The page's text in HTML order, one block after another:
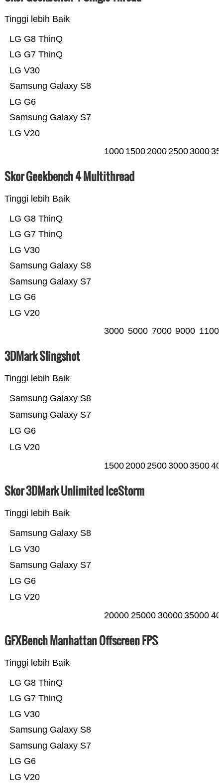
Tinggi lebih Baik
LG V20
Samsung Galaxy S7
LG G6
Samsung Galaxy S8
LG V30
LG G7 ThinQ
LG G8 ThinQ
1000 1500200025003000
Skor Geekbench 4 Multithread
Tinggi lebih Baik
LG V20
LG G6
Samsung Galaxy S7
Samsung Galaxy S8
LG V30
LG G7 ThinQ
LG G8 ThinQ
3000 5000 7000 9000
3DMark Slingshot
Tinggi lebih Baik
LG V20
LG G6
Samsung Galaxy S7
Samsung Galaxy S8
15002000250030003500
Skor 3DMark Unlimited IceStorm
Tinggi lebih Baik
LG V20
LG G6
Samsung Galaxy S7
LG V30
Samsung Galaxy S8
20000 25000 3000035000
GFXBench Manhattan Offscreen FPS
Tinggi lebih Baik
LG V20
LG G6
Samsung Galaxy S7
Samsung Galaxy S8
LG V30
LG G7 ThinQ
LG G8 ThinQ